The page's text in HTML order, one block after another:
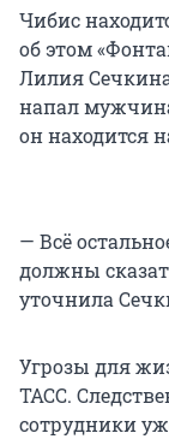
Чибис
об этом
Лилия
напал мужчина
он находится
— Всё
должны
уточнила
Угрозы для
ТАСС.
сотрудники